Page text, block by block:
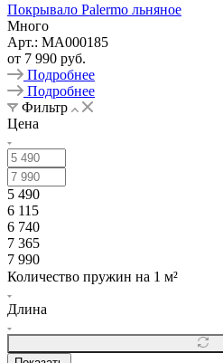
Покрывало Palermo льняное
Много
Арт.: MA000185
от 7 990 руб.
Подробнее
Подробнее
Фильтр
Цена
5 490
6 115
6 740
7 365
7 990
Количество пружин на 1 м²
Длина